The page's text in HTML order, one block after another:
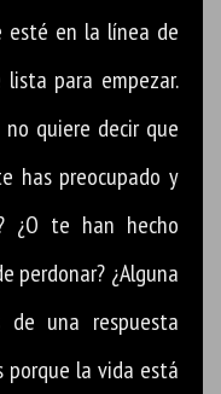
esté en la línea de
para empezar.
quiere decir que
has preocupado y
¿O te han hecho
perdonar? ¿Alguna
una respuesta
porque la vida está